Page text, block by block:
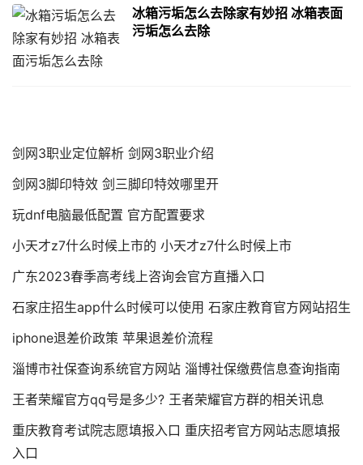
冰箱污垢怎么去除家有妙招 冰箱表面
污垢怎么去除
剑网3职业定位解析 剑网3职业介绍
剑网3脚印特效 剑三脚印特效哪里开
玩dnf电脑最低配置 官方配置要求
小天才z7什么时候上市的 小天才z7什么时候上市
广东2023春季高考线上咨询会官方直播入口
石家庄招生app什么时候可以使用 石家庄教育官方网站招生
iphone退差价政策 苹果退差价流程
淄博市社保查询系统官方网站 淄博社保缴费信息查询指南
王者荣耀官方qq号是多少? 王者荣耀官方群的相关讯息
重庆教育考试院志愿填报入口 重庆招考官方网站志愿填报
入口